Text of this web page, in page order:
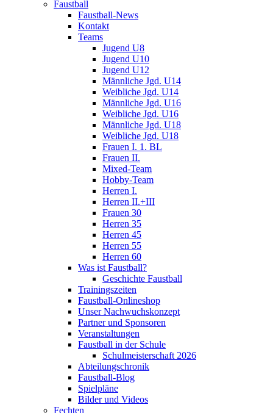
Faustball
Faustball-News
Kontakt
Teams
Jugend U8
Jugend U10
Jugend U12
Männliche Jgd. U14
Weibliche Jgd. U14
Männliche Jgd. U16
Weibliche Jgd. U16
Männliche Jgd. U18
Weibliche Jgd. U18
Frauen I. 1. BL
Frauen II.
Mixed-Team
Hobby-Team
Herren I.
Herren II.+III
Frauen 30
Herren 35
Herren 45
Herren 55
Herren 60
Was ist Faustball?
Geschichte Faustball
Trainingszeiten
Faustball-Onlineshop
Unser Nachwuchskonzept
Partner und Sponsoren
Veranstaltungen
Faustball in der Schule
Schulmeisterschaft 2026
Abteilungschronik
Faustball-Blog
Spielpläne
Bilder und Videos
Fechten